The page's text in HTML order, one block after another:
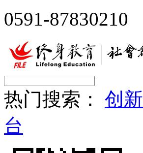
0591-87830210
热门搜索： 创新
台